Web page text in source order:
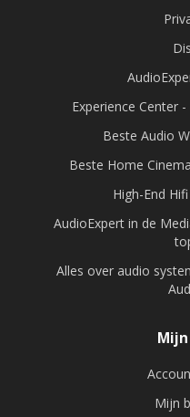
Experience Center
Beste Audio
Beste Home
High-End
AudioExpert in de
Alles over audio
Mijn